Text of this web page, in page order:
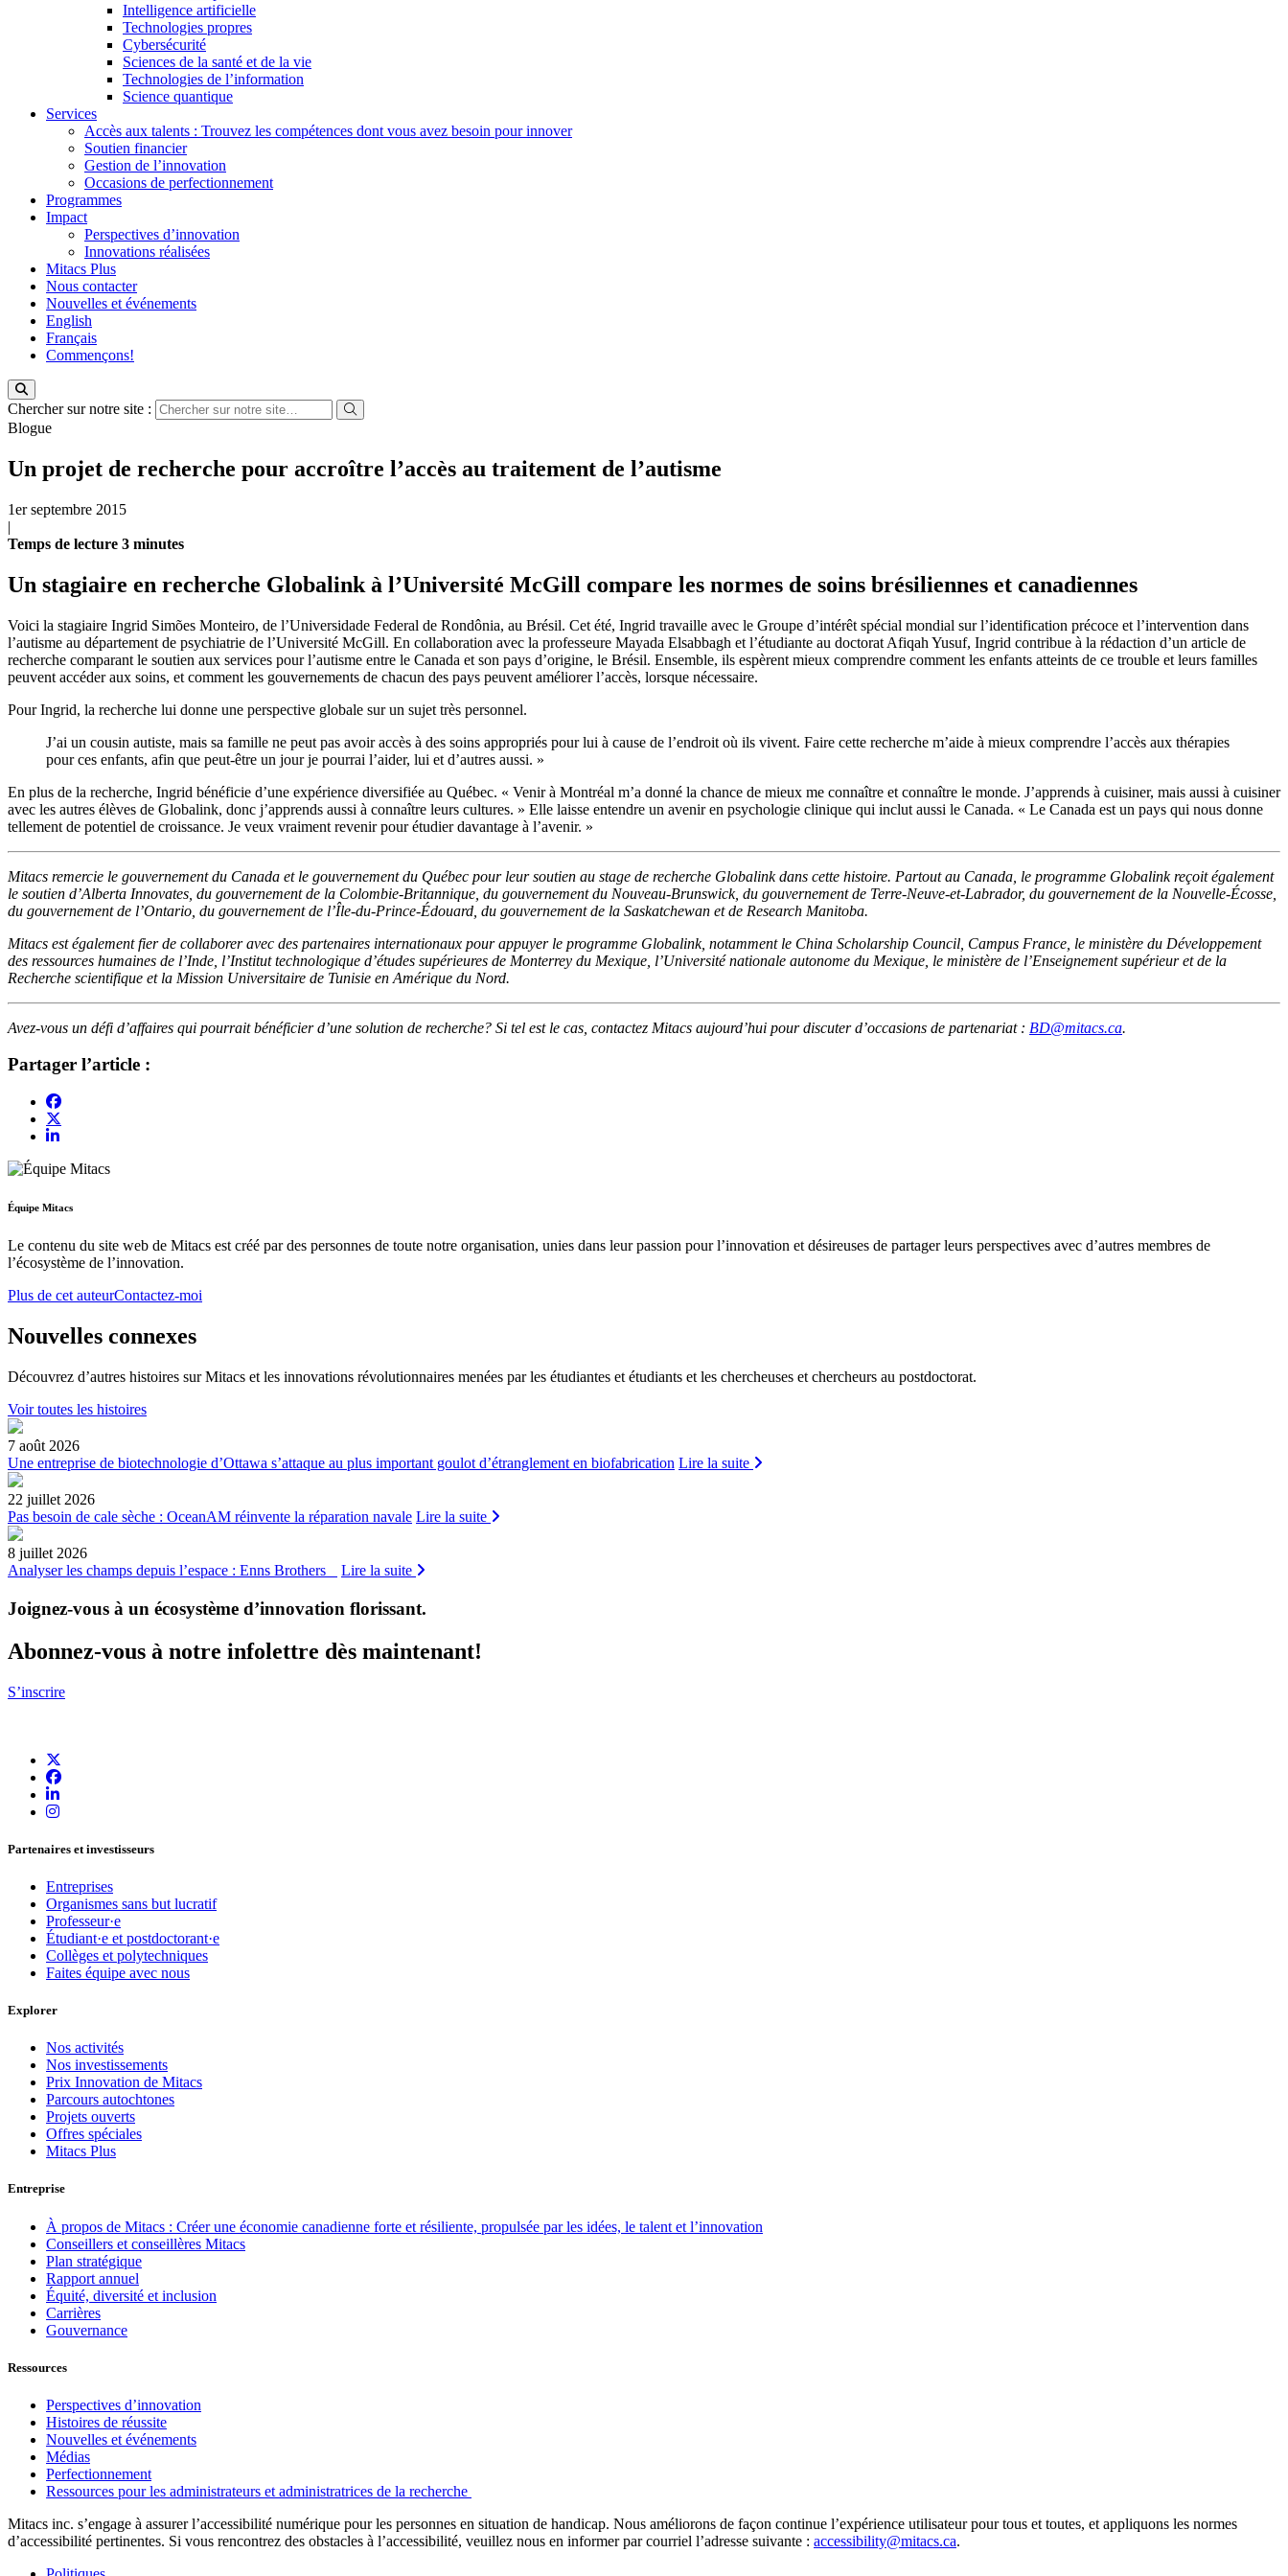
Intelligence artificielle
Technologies propres
Cybersécurité
Sciences de la santé et de la vie
Technologies de l’information
Science quantique
Services
Accès aux talents : Trouvez les compétences dont vous avez besoin pour innover
Soutien financier
Gestion de l’innovation
Occasions de perfectionnement
Programmes
Impact
Perspectives d’innovation
Innovations réalisées
Mitacs Plus
Nous contacter
Nouvelles et événements
English
Français
Commençons!
Chercher sur notre site :
Blogue
Un projet de recherche pour accroître l’accès au traitement de l’autisme
1er septembre 2015
|
Temps de lecture 3 minutes
Un stagiaire en recherche Globalink à l’Université McGill compare les normes de soins brésiliennes et canadiennes
Voici la stagiaire Ingrid Simões Monteiro, de l’Universidade Federal de Rondônia, au Brésil. Cet été, Ingrid travaille avec le Groupe d’intérêt spécial mondial sur l’identification précoce et l’intervention dans
l’autisme au département de psychiatrie de l’Université McGill. En collaboration avec la professeure Mayada Elsabbagh et l’étudiante au doctorat Afiqah Yusuf, Ingrid contribue à la rédaction d’un article de
recherche comparant le soutien aux services pour l’autisme entre le Canada et son pays d’origine, le Brésil. Ensemble, ils espèrent mieux comprendre comment les enfants atteints de ce trouble et leurs familles
peuvent accéder aux soins, et comment les gouvernements de chacun des pays peuvent améliorer l’accès, lorsque nécessaire.
Pour Ingrid, la recherche lui donne une perspective globale sur un sujet très personnel.
J’ai un cousin autiste, mais sa famille ne peut pas avoir accès à des soins appropriés pour lui à cause de l’endroit où ils vivent. Faire cette recherche m’aide à mieux comprendre l’accès aux thérapies
pour ces enfants, afin que peut-être un jour je pourrai l’aider, lui et d’autres aussi. »
En plus de la recherche, Ingrid bénéficie d’une expérience diversifiée au Québec. « Venir à Montréal m’a donné la chance de mieux me connaître et connaître le monde. J’apprends à cuisiner, mais aussi à cuisiner
avec les autres élèves de Globalink, donc j’apprends aussi à connaître leurs cultures. » Elle laisse entendre un avenir en psychologie clinique qui inclut aussi le Canada. « Le Canada est un pays qui nous donne
tellement de potentiel de croissance. Je veux vraiment revenir pour étudier davantage à l’avenir. »
Mitacs remercie le gouvernement du Canada et le gouvernement du Québec pour leur soutien au stage de recherche Globalink dans cette histoire. Partout au Canada, le programme Globalink reçoit également
le soutien d’Alberta Innovates, du gouvernement de la Colombie-Britannique, du gouvernement du Nouveau-Brunswick, du gouvernement de Terre-Neuve-et-Labrador, du gouvernement de la Nouvelle-Écosse,
du gouvernement de l’Ontario, du gouvernement de l’Île-du-Prince-Édouard, du gouvernement de la Saskatchewan et de Research Manitoba.
Mitacs est également fier de collaborer avec des partenaires internationaux pour appuyer le programme Globalink, notamment le China Scholarship Council, Campus France, le ministère du Développement
des ressources humaines de l’Inde, l’Institut technologique d’études supérieures de Monterrey du Mexique, l’Université nationale autonome du Mexique, le ministère de l’Enseignement supérieur et de la
Recherche scientifique et la Mission Universitaire de Tunisie en Amérique du Nord.
Avez-vous un défi d’affaires qui pourrait bénéficier d’une solution de recherche? Si tel est le cas, contactez Mitacs aujourd’hui pour discuter d’occasions de partenariat : BD@mitacs.ca.
Partager l’article :
Équipe Mitacs
Le contenu du site web de Mitacs est créé par des personnes de toute notre organisation, unies dans leur passion pour l’innovation et désireuses de partager leurs perspectives avec d’autres membres de
l’écosystème de l’innovation.
Plus de cet auteurContactez-moi
Nouvelles connexes
Découvrez d’autres histoires sur Mitacs et les innovations révolutionnaires menées par les étudiantes et étudiants et les chercheuses et chercheurs au postdoctorat.
Voir toutes les histoires
7 août 2026
Une entreprise de biotechnologie d’Ottawa s’attaque au plus important goulot d’étranglement en biofabrication Lire la suite
22 juillet 2026
Pas besoin de cale sèche : OceanAM réinvente la réparation navale Lire la suite
8 juillet 2026
Analyser les champs depuis l’espace : Enns Brothers
Lire la suite
Joignez-vous à un écosystème d’innovation florissant.
Abonnez-vous à notre infolettre dès maintenant!
S’inscrire
Partenaires et investisseurs
Entreprises
Organismes sans but lucratif
Professeur·e
Étudiant·e et postdoctorant·e
Collèges et polytechniques
Faites équipe avec nous
Explorer
Nos activités
Nos investissements
Prix Innovation de Mitacs
Parcours autochtones
Projets ouverts
Offres spéciales
Mitacs Plus
Entreprise
À propos de Mitacs : Créer une économie canadienne forte et résiliente, propulsée par les idées, le talent et l’innovation
Conseillers et conseillères Mitacs
Plan stratégique
Rapport annuel
Équité, diversité et inclusion
Carrières
Gouvernance
Ressources
Perspectives d’innovation
Histoires de réussite
Nouvelles et événements
Médias
Perfectionnement
Ressources pour les administrateurs et administratrices de la recherche
Mitacs inc. s’engage à assurer l’accessibilité numérique pour les personnes en situation de handicap. Nous améliorons de façon continue l’expérience utilisateur pour tous et toutes, et appliquons les normes
d’accessibilité pertinentes. Si vous rencontrez des obstacles à l’accessibilité, veuillez nous en informer par courriel l’adresse suivante : accessibility@mitacs.ca.